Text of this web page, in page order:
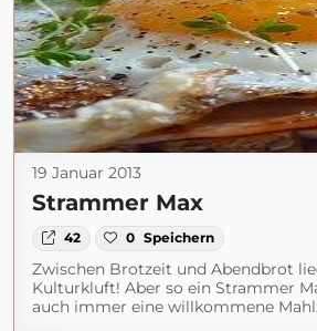
19 Januar 2013
Strammer Max
42 0 Speichern
Zwischen Brotzeit und Abendbrot
Kulturkluft! Aber so ein Strammer
auch immer eine willkommene